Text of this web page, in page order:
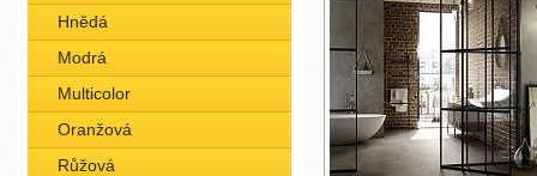
Hnědá
Modrá
Multicolor
Oranžová
Růžová